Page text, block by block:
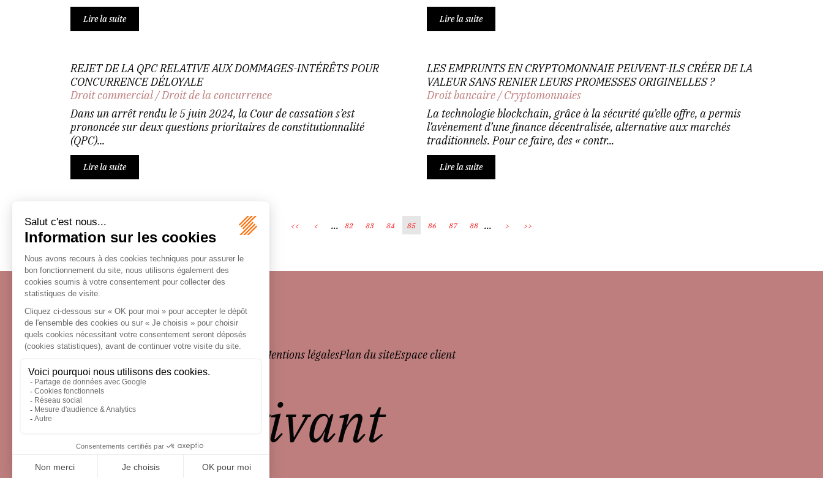
Lire la suite Lire la suite
REJET DE LA QPC RELATIVE AUX DOMMAGES-INTÉRÊTS POUR
CONCURRENCE DÉLOYALE
Droit commercial/Droit de la concurrence
Dans un arrêt rendu le 5 juin 2024, la Cour de cassation s’est
prononcée sur deux questions prioritaires de constitutionnalité
(QPC)...
Lire la suite
LES EMPRUNTS EN CRYPTOMONNAIE PEUVENT-ILS CRÉER DE LA
VALEUR SANS RENIER LEURS PROMESSES ORIGINELLES ?
Droit bancaire/Cryptomonnaies
La technologie blockchain, grâce à la sécurité qu’elle offre, a permis
l’avènement d’une finance décentralisée, alternative aux marchés
traditionnels. Pour ce faire, des « contr...
Lire la suite
<< < ... 82 83 84 85 86 87 88 ... > >>
Écosystème Mentions légalesPlan du siteEspace client
le droit vivant